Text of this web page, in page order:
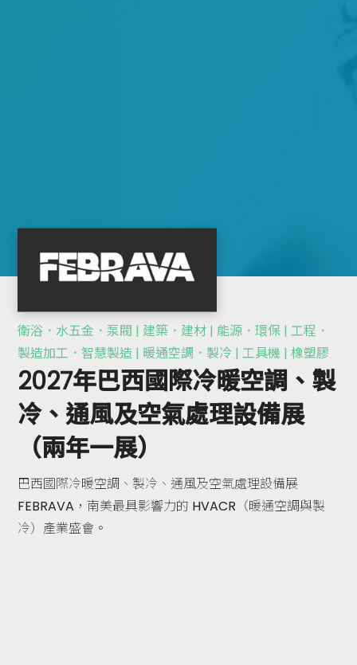
衛浴．水五金．泵閥 | 建築．建材 | 能源．環保 | 工程．
製造加工．智慧製造 | 暖通空調．製冷 | 工具機 | 橡塑膠
2027年巴西國際冷暖空調、製
冷、通風及空氣處理設備展
（兩年一展）
巴西國際冷暖空調、製冷、通風及空氣處理設備展
FEBRAVA，南美最具影響力的 HVACR（暖通空調與製
冷）產業盛會。